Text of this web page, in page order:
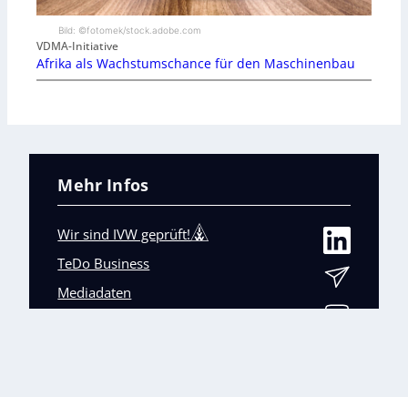
Bild: ©fotomek/stock.adobe.com
VDMA-Initiative
Afrika als Wachstumschance für den Maschinenbau
Mehr Infos
Wir sind IVW geprüft!
TeDo Business
Mediadaten